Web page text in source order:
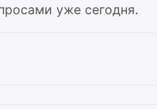
уже сегодня.